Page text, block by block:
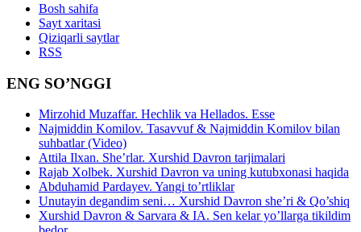
Bosh sahifa
Sayt xaritasi
Qiziqarli saytlar
RSS
ENG SO’NGGI
Mirzohid Muzaffar. Hechlik va Hellados. Esse
Najmiddin Komilov. Tasavvuf & Najmiddin Komilov bilan
suhbatlar (Video)
Attila Ilxan. She’rlar. Xurshid Davron tarjimalari
Rajab Xolbek. Xurshid Davron va uning kutubxonasi haqida
Abduhamid Pardayev. Yangi to’rtliklar
Unutayin degandim seni… Xurshid Davron she’ri & Qo’shiq
Xurshid Davron & Sarvara & IA. Sen kelar yo’llarga tikildim